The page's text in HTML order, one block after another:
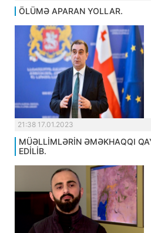
ÖLÜMƏ APARAN YOLLAR.
21:38 17.01.2023
MÜƏLLİMLƏRİN ƏMƏKHAQQI
EDİLİB.